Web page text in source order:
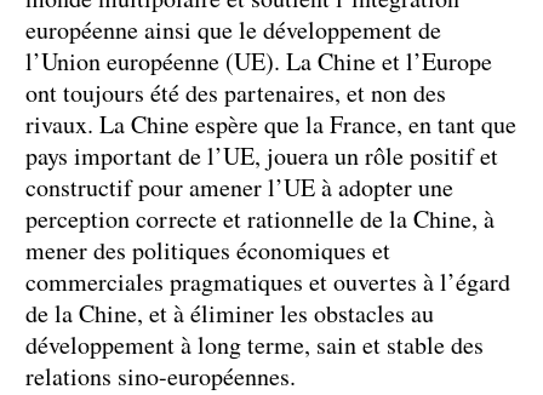
européenne ainsi que le développement de
l’Union européenne (UE). La Chine et l’Europe
ont toujours été des partenaires, et non des
rivaux. La Chine espère que la France, en tant que
pays important de l’UE, jouera un rôle positif et
constructif pour amener l’UE à adopter une
perception correcte et rationnelle de la Chine, à
mener des politiques économiques et
commerciales pragmatiques et ouvertes à l’égard
de la Chine, et à éliminer les obstacles au
développement à long terme, sain et stable des
relations sino-européennes.